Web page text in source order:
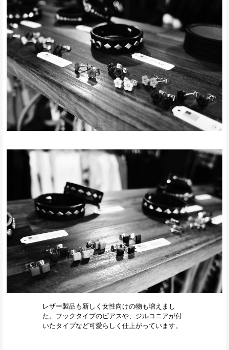
レザー製品も新しく女性向けの物も増えまし
た。フックタイプのピアスや、ジルコニアが付
いたタイプなど可愛らしく仕上がっています。